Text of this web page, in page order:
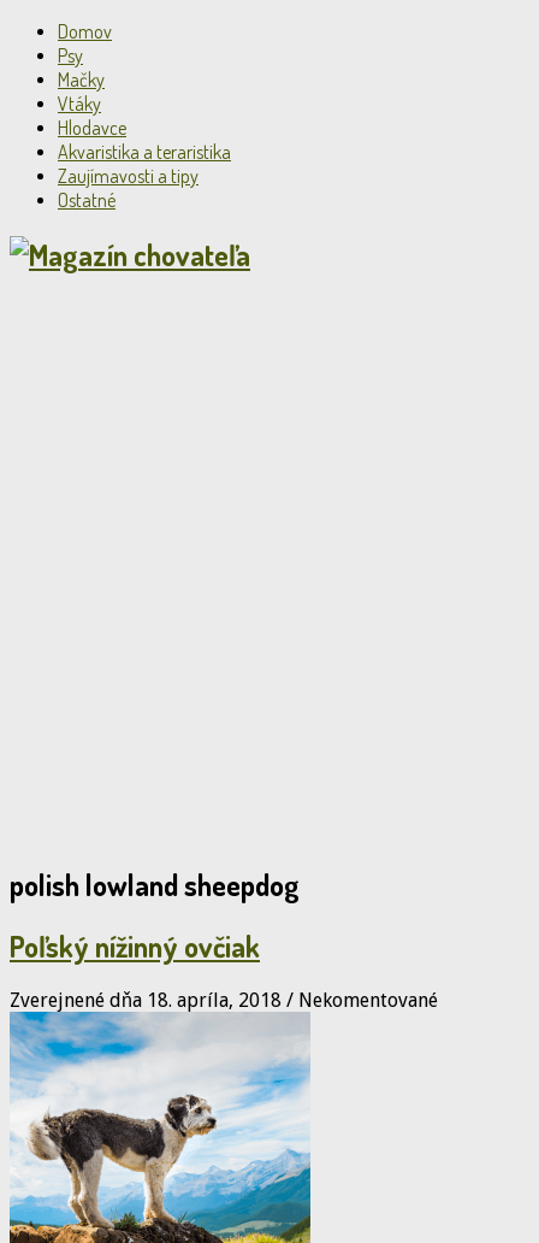
Domov
Psy
Mačky
Vtáky
Hlodavce
Akvaristika a teraristika
Zaujímavosti a tipy
Ostatné
polish lowland sheepdog
Poľský nížinný ovčiak
Zverejnené dňa 18. apríla, 2018 / Nekomentované